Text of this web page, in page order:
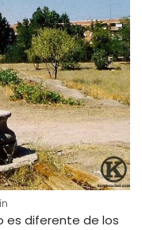
es diferente de los